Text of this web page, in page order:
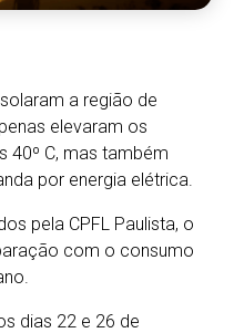
a região de
elevaram os
40º C, mas também
por energia elétrica.
pela CPFL Paulista, o
com o consumo
dias 22 e 26 de